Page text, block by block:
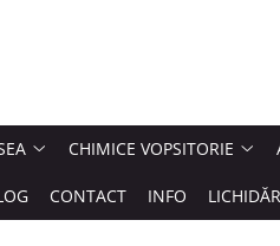
CHIMICE VOPSITORIE
CONTACT INFO